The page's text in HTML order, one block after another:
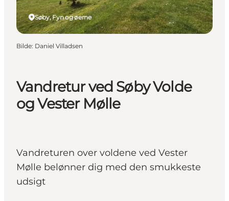
Vandretur ved Søby Volde
og Vester Mølle
Vandreturen over voldene ved Vester
Mølle belønner dig med den smukkeste
udsigt
Søby, Fyn og øerne
Bilde: Daniel Villadsen